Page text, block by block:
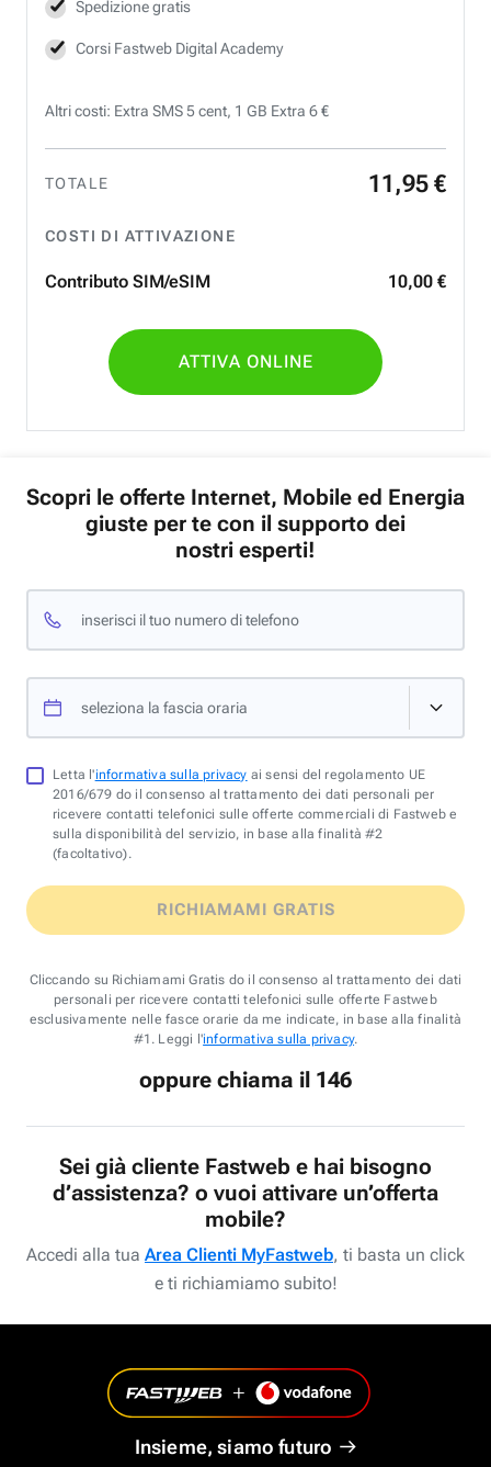
Spedizione gratis
Corsi Fastweb Digital Academy
Altri costi: Extra SMS 5 cent, 1 GB Extra 6 €
TOTALE 11 ,95 €
COSTI DI ATTIVAZIONE
Contributo SIM/eSIM 10,00 €
ATTIVA ONLINE
Scopri le offerte Internet, Mobile ed Energia
giuste per te con il supporto dei
nostri esperti!
inserisci il tuo numero di telefono
seleziona la fascia oraria
Letta l'informativa sulla privacy ai sensi del regolamento UE
2016/679 do il consenso al trattamento dei dati personali per
ricevere contatti telefonici sulle offerte commerciali di Fastweb e
sulla disponibilità del servizio, in base alla finalità #2
(facoltativo).
RICHIAMAMI GRATIS
Cliccando su Richiamami Gratis do il consenso al trattamento dei dati
personali per ricevere contatti telefonici sulle offerte Fastweb
esclusivamente nelle fasce orarie da me indicate, in base alla finalità
#1. Leggi l'informativa sulla privacy.
oppure chiama il 146
Sei già cliente Fastweb e hai bisogno
d’assistenza? o vuoi attivare un’offerta
mobile?
Accedi alla tua Area Clienti MyFastweb, ti basta un click
e ti richiamiamo subito!
Insieme, siamo futuro